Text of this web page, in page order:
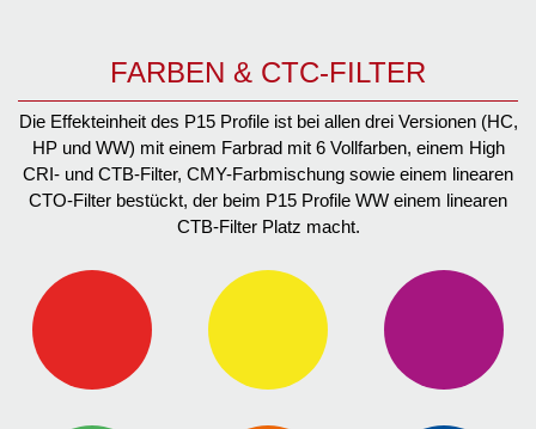
FARBEN & CTC-FILTER
Die Effekteinheit des P15 Profile ist bei allen drei Versionen (HC,
HP und WW) mit einem Farbrad mit 6 Vollfarben, einem High
CRI- und CTB-Filter, CMY-Farbmischung sowie einem linearen
CTO-Filter bestückt, der beim P15 Profile WW einem linearen
CTB-Filter Platz macht.